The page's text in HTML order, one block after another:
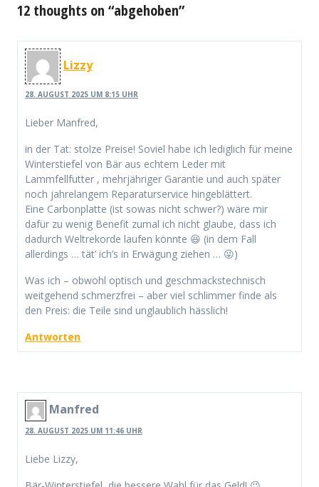
12 thoughts on “abgehoben”
Lizzy
28. AUGUST 2025 UM 8:15 UHR
Lieber Manfred,
in der Tat: stolze Preise! Soviel habe ich lediglich für meine
Winterstiefel von Bär aus echtem Leder mit
Lammfellfutter , mehrjähriger Garantie und auch später
noch jahrelangem Reparaturservice hingeblättert.
Eine Carbonplatte (ist sowas nicht schwer?) wäre mir
dafür zu wenig Benefit zumal ich nicht glaube, dass ich
dadurch Weltrekorde laufen könnte 😆 (in dem Fall
allerdings … tät’ ich’s in Erwägung ziehen … 😜)
Was ich – obwohl optisch und geschmackstechnisch
weitgehend schmerzfrei – aber viel schlimmer finde als
den Preis: die Teile sind unglaublich hässlich!
Antworten
Manfred
28. AUGUST 2025 UM 11:46 UHR
Liebe Lizzy,